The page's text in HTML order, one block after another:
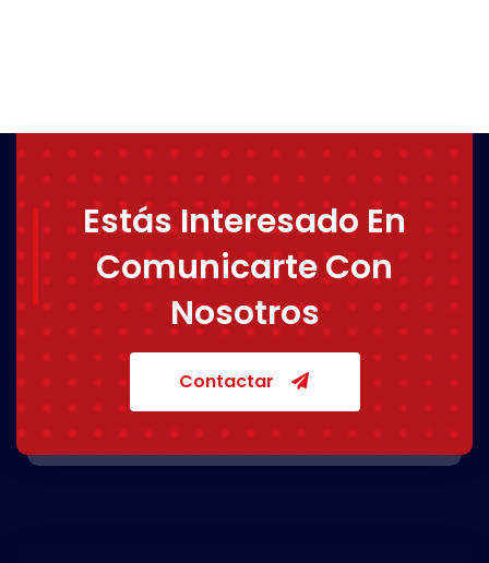
Estás Interesado En
Comunicarte Con
Nosotros
Contactar